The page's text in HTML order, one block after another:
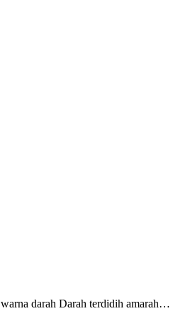
darah Darah terdidih amarah…